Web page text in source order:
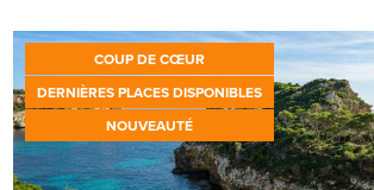
COUP DE CŒUR
DERNIÈRES PLACES DISPONIBLES
NOUVEAUTÉ